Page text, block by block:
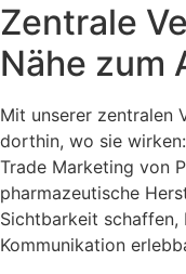
Zentrale
Nähe zum
Mit unserer zentralen
dorthin, wo sie
Trade Marketing von
pharmazeutische
Sichtbarkeit schaffen,
Kommunikation